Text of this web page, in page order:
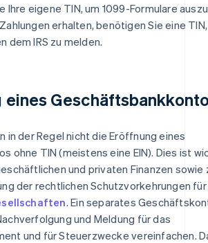
Ihre eigene TIN, um 1099-Formulare
erhalten, benötigen Sie eine
dem IRS zu melden.
eines
in der Regel nicht die Eröffnung eines
ohne TIN (meistens eine EIN). Dies ist
und privaten Finanzen sowie
der rechtlichen Schutzvorkehrungen für
. Ein separates
und Meldung für das
und für Steuerzwecke vereinfachen.